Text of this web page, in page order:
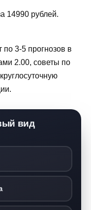
14990 рублей.
3-5 прогнозов в
2.00, советы по
вид